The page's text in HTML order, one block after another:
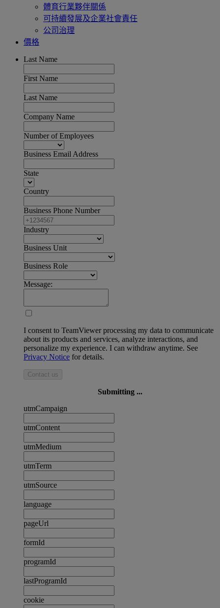
體育行業夥伴關係
可持續發展及企業社會責任
公司治理
價格
Last Name
First Name
Last Name
Company Name
Number of Employees
Business Email Address
State
Country
Business Phone Number
Industry
Business Unit
Business Role
Message:
I consent to TeamViewer processing my data to communicate
about its products and services, analyze interactions, and
personalize my experience. I can withdraw anytime. See
Privacy Notice for details.
Contact us
Submitting ...
utmCampaign
utmContent
utmMedium
utmTerm
utmSource
language
pageUrl
formId
programId
lastProgramId
cookie